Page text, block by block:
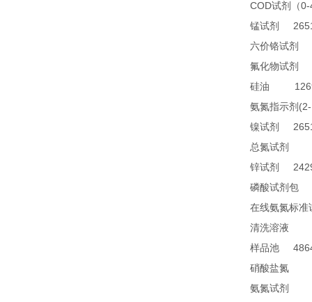
COD试剂（
锰试剂
六价铬试剂
氟化物试剂
硅油
氨氮指示剂
镍试剂
总氮试剂
锌试剂
磷酸试剂包
在线氨氮标准
清洗溶液
样品池
硝酸盐氮
氨氮试剂